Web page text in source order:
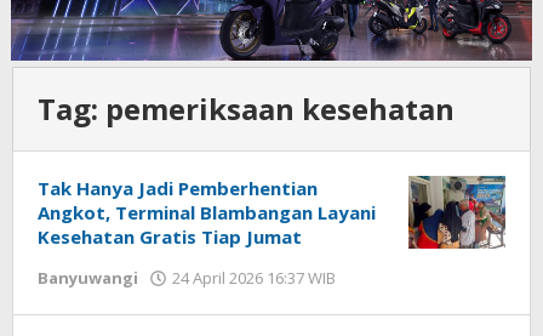
Tag: pemeriksaan kesehatan
Tak Hanya Jadi Pemberhentian
Angkot, Terminal Blambangan Layani
Kesehatan Gratis Tiap Jumat
Banyuwangi 24 April 2026 16:37 WIB